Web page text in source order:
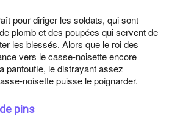
pour diriger les soldats, qui sont
plomb et des poupées qui servent de
les blessés. Alors que le roi des
vers le casse-noisette encore
pantoufle, le distrayant assez
noisette puisse le poignarder.
pins